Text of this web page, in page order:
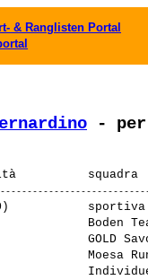
& Ranglisten Portal
- per
Boden
GOLD
Moesa